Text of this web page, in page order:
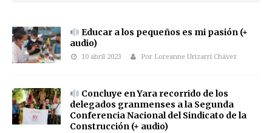
Educar a los pequeños es mi pasión (+
audio)
10 abril 2023 Por Loreanne Urizarri Chávez
Concluye en Yara recorrido de los
delegados granmenses a la Segunda
Conferencia Nacional del Sindicato de la
Construcción (+ audio)